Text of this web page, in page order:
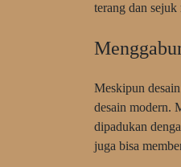
terang dan
Meskipun
desain modern.
dipadukan
juga bisa